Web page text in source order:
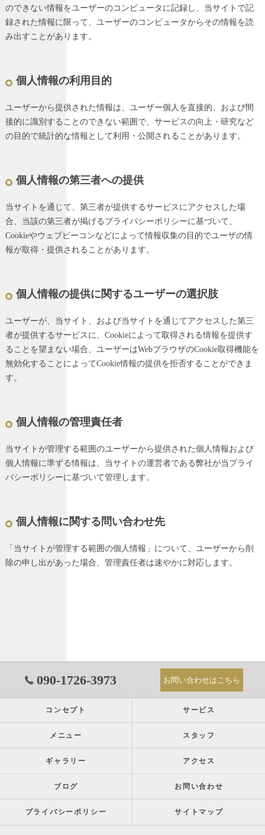
のできない情報をユーザーのコンピュータに記録し、当サイトで記
録された情報に限って、ユーザーのコンピュータからその情報を読
み出すことがあります。
個人情報の利用目的
ユーザーから提供された情報は、ユーザー個人を直接的、および間
接的に識別することのできない範囲で、サービスの向上・研究など
の目的で統計的な情報として利用・公開されることがあります。
個人情報の第三者への提供
当サイトを通じて、第三者が提供するサービスにアクセスした場
合、当該の第三者が掲げるプライバシーポリシーに基づいて、
Cookieやウェブビーコンなどによって情報収集の目的でユーザの情
報が取得・提供されることがあります。
個人情報の提供に関するユーザーの選択肢
ユーザーが、当サイト、および当サイトを通じてアクセスした第三
者が提供するサービスに、Cookieによって取得される情報を提供す
ることを望まない場合、ユーザーはWebブラウザのCookie取得機能を
無効化することによってCookie情報の提供を拒否することができま
す。
個人情報の管理責任者
当サイトが管理する範囲のユーザーから提供された個人情報および
個人情報に準ずる情報は、当サイトの運営者である弊社が当プライ
バシーポリシーに基づいて管理します。
個人情報に関する問い合わせ先
「当サイトが管理する範囲の個人情報」について、ユーザーから削
除の申し出があった場合、管理責任者は速やかに対応します。
090-1726-3973 お問い合わせはこちら
コンセプト サービス
メニュー スタッフ
ギャラリー アクセス
ブログ お問い合わせ
プライバシーポリシー サイトマップ